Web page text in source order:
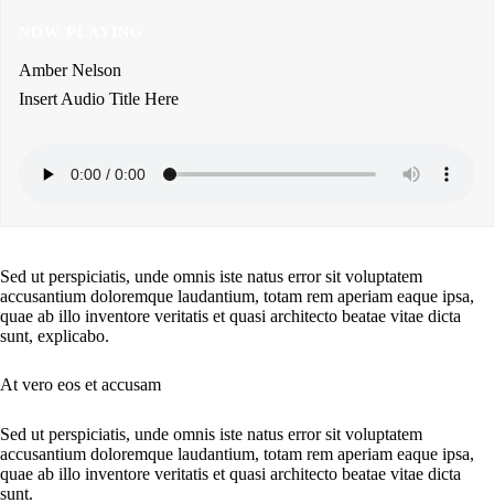
Amber Nelson
Insert Audio Title Here
Sed ut perspiciatis, unde omnis iste natus error sit voluptatem
accusantium doloremque laudantium, totam rem aperiam eaque ipsa,
quae ab illo inventore veritatis et quasi architecto beatae vitae dicta
sunt, explicabo.
At vero eos et accusam
Sed ut perspiciatis, unde omnis iste natus error sit voluptatem
accusantium doloremque laudantium, totam rem aperiam eaque ipsa,
quae ab illo inventore veritatis et quasi architecto beatae vitae dicta
sunt.